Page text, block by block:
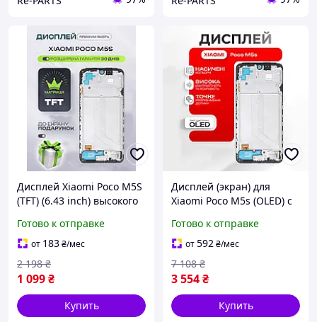
Дисплей Xiaomi Poco M5S
(TFT) (6.43 inch) высокого
на Ксиоми Поко М5С
Готово к отправке
от 183₴/мес
1 099₴
2 198 ₴
Купить
Дисплей (экран) для
Xiaomi Poco M5s (OLED) с
экрана
Готово к отправке
от592₴/мес
3 554₴
7 108 ₴
Купить